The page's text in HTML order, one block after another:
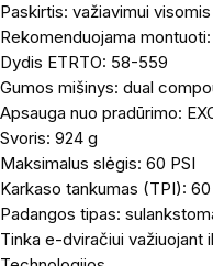
Paskirtis: važiavimui
Rekomenduojama
Dydis ETRTO: 58-559
Gumos mišinys: dual
Apsauga nuo pradūrimo:
Svoris: 924 g
Maksimalus slėgis: 60 PSI
Karkaso tankumas (TPI):
Padangos tipas:
Tinka e-dviračiui važiuojant